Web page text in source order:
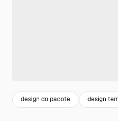
design do pacote design